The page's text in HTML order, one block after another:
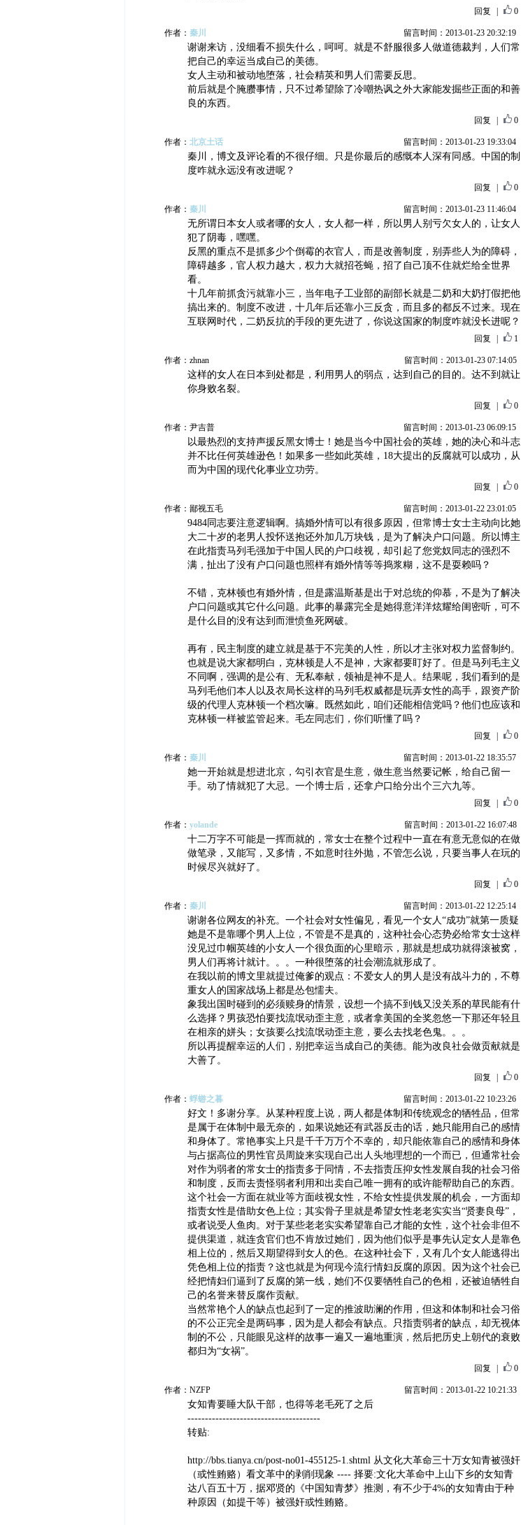
回复 0
作者： 秦川 留言时间：2013-01-23 20:32:19
谢谢来访，没细看不损失什么，呵呵。就是不舒服很多人做道德裁判，人们常
把自己的幸运当成自己的美德。
女人主动和被动地堕落，社会精英和男人们需要反思。
前后就是个腌臜事情，只不过希望除了冷嘲热讽之外大家能发掘些正面的和善
良的东西。
回复 0
作者： 北京土话 留言时间：2013-01-23 19:33:04
秦川，博文及评论看的不很仔细。只是你最后的感慨本人深有同感。中国的制
度咋就永远没有改进呢？
回复 0
作者： 秦川 留言时间：2013-01-23 11:46:04
无所谓日本女人或者哪的女人，女人都一样，所以男人别亏欠女人的，让女人
犯了阴毒，嘿嘿。
反黑的重点不是抓多少个倒霉的衣官人，而是改善制度，别弄些人为的障碍，
障碍越多，官人权力越大，权力大就招苍蝇，招了自己顶不住就烂给全世界
看。
十几年前抓贪污就靠小三，当年电子工业部的副部长就是二奶和大奶打假把他
搞出来的。制度不改进，十几年后还靠小三反贪，而且多的都反不过来。现在
互联网时代，二奶反抗的手段的更先进了，你说这国家的制度咋就没长进呢？
回复 1
作者：zhnan 留言时间：2013-01-23 07:14:05
这样的女人在日本到处都是，利用男人的弱点，达到自己的目的。达不到就让
你身败名裂。
回复 0
作者：尹吉普 留言时间：2013-01-23 06:09:15
以最热烈的支持声援反黑女博士！她是当今中国社会的英雄，她的决心和斗志
并不比任何英雄逊色！如果多一些如此英雄，18大提出的反腐就可以成功，从
而为中国的现代化事业立功劳。
回复 0
作者：鄙视五毛 留言时间：2013-01-22 23:01:05
9484同志要注意逻辑啊。搞婚外情可以有很多原因，但常博士女士主动向比她
大二十岁的老男人投怀送抱还外加几万块钱，是为了解决户口问题。所以博主
在此指责马列毛强加于中国人民的户口歧视，却引起了您党奴同志的强烈不
满，扯出了没有户口问题也照样有婚外情等等捣浆糊，这不是耍赖吗？
不错，克林顿也有婚外情，但是露温斯基是出于对总统的仰慕，不是为了解决
户口问题或其它什么问题。此事的暴露完全是她得意洋洋炫耀给闺密听，可不
是什么目的没有达到而泄愤鱼死网破。
再有，民主制度的建立就是基于不完美的人性，所以才主张对权力监督制约。
也就是说大家都明白，克林顿是人不是神，大家都要盯好了。但是马列毛主义
不同啊，强调的是公有、无私奉献，领袖是神不是人。结果呢，我们看到的是
马列毛他们本人以及衣局长这样的马列毛权威都是玩弄女性的高手，跟资产阶
级的代理人克林顿一个档次嘛。既然如此，咱们还能相信党吗？他们也应该和
克林顿一样被监管起来。毛左同志们，你们听懂了吗？
回复 0
作者： 秦川 留言时间：2013-01-22 18:35:57
她一开始就是想进北京，勾引衣官是生意，做生意当然要记帐，给自己留一
手。动了情就犯了大忌。一个博士后，还拿户口给分出个三六九等。
回复 0
作者： yolande 留言时间：2013-01-22 16:07:48
十二万字不可能是一挥而就的，常女士在整个过程中一直在有意无意似的在做
做笔录，又能写，又多情，不如意时往外抛，不管怎么说，只要当事人在玩的
时候尽兴就好了。
回复 0
作者： 秦川 留言时间：2013-01-22 12:25:14
谢谢各位网友的补充。一个社会对女性偏见，看见一个女人“成功”就第一质疑
她是不是靠哪个男人上位，不管是不是真的，这种社会心态势必给常女士这样
没见过巾帼英雄的小女人一个很负面的心里暗示，那就是想成功就得滚被窝，
男人们再将计就计。。。一种很堕落的社会潮流就形成了。
在我以前的博文里就提过俺爹的观点：不爱女人的男人是没有战斗力的，不尊
重女人的国家战场上都是怂包懦夫。
象我出国时碰到的必须赎身的情景，设想一个搞不到钱又没关系的草民能有什
么选择？男孩恐怕要找流氓动歪主意，或者拿美国的全奖忽悠一下那还年轻且
在相亲的姘头；女孩要么找流氓动歪主意，要么去找老色鬼。。。
所以再提醒幸运的人们，别把幸运当成自己的美德。能为改良社会做贡献就是
大善了。
回复 0
作者： 蜉蝣之暮 留言时间：2013-01-22 10:23:26
好文！多谢分享。从某种程度上说，两人都是体制和传统观念的牺牲品，但常
是属于在体制中最无奈的，如果说她还有武器反击的话，她只能用自己的感情
和身体了。常艳事实上只是千千万万个不幸的，却只能依靠自己的感情和身体
与占据高位的男性官员周旋来实现自己出人头地理想的一个而已，但通常社会
对作为弱者的常女士的指责多于同情，不去指责压抑女性发展自我的社会习俗
和制度，反而去责怪弱者利用和出卖自己唯一拥有的或许能帮助自己的东西。
这个社会一方面在就业等方面歧视女性，不给女性提供发展的机会，一方面却
指责女性是借助女色上位；其实骨子里就是希望女性老老实实当“贤妻良母”，
或者说受人鱼肉。对于某些老老实实希望靠自己才能的女性，这个社会非但不
提供渠道，就连贪官们也不肯放过她们，因为他们似乎是事先认定女人是靠色
相上位的，然后又期望得到女人的色。在这种社会下，又有几个女人能逃得出
凭色相上位的指责？这也就是为何现今流行情妇反腐的原因。因为这个社会已
经把情妇们逼到了反腐的第一线，她们不仅要牺牲自己的色相，还被迫牺牲自
己的名誉来替反腐作贡献。
当然常艳个人的缺点也起到了一定的推波助澜的作用，但这和体制和社会习俗
的不公正完全是两码事，因为是人都会有缺点。只指责弱者的缺点，却无视体
制的不公，只能眼见这样的故事一遍又一遍地重演，然后把历史上朝代的衰败
都归为“女祸”。
回复 0
作者：NZFP 留言时间：2013-01-22 10:21:33
女知青要睡大队干部，也得等老毛死了之后
--------------------------------------
转贴:
http://bbs.tianya.cn/post-no01-455125-1.shtml 从文化大革命三十万女知青被强奸
（或性贿赂）看文革中的剥削现象 ---- 择要:文化大革命中上山下乡的女知青
达八百五十万，据邓贤的《中国知青梦》推测，有不少于4%的女知青由于种
种原因（如提干等）被强奸或性贿赂。